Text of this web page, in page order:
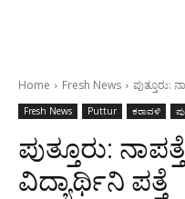
Home Fresh News ಪುತ್ತೂರು:
Fresh News Puttur ಕರಾವಳಿ
ಪುತ್ತೂರು:
ವಿದ್ಯಾರ್ಥಿನಿ ಪತ್ತೆ